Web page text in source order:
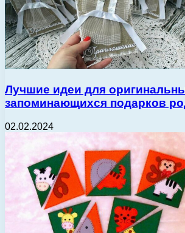
Лучшие идеи для
запоминающихся подарков
02.02.2024